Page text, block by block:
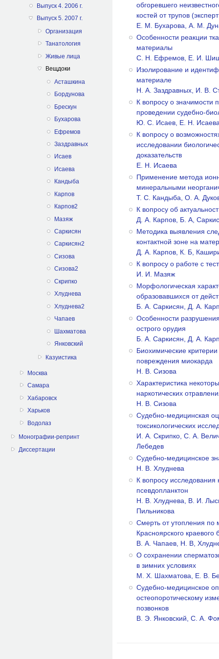
Выпуск 4. 2006 г.
Выпуск 5. 2007 г.
Организация
Танатология
Живые лица
Вещдоки
Асташкина
Бордунова
Брескун
Бухарова
Ефремов
Заздравных
Исаев
Исаева
Кандыба
Карпов
Карпов2
Мазяж
Саркисян
Саркисян2
Сизова
Сизова2
Скрипко
Хлуднева
Хлуднева2
Чапаев
Шахматова
Янковский
Казуистика
Москва
Самара
Хабаровск
Харьков
Водолаз
Монографии-репринт
Диссертации
обгоревшего
костей от трупов
Е. М. Бухарова, А. М.
Особенности реакции
материалы
С. Н. Ефремов, Е. И.
Изолирование и
материале
Н. А. Заздравных, И. В.
К вопросу о значимости
проведении судебно-
Ю. С. Исаев, Е. Н.
К вопросу о
исследовании
доказательств
Е. Н. Исаева
Применение метода
минеральными
Т. С. Кандыба, О. А.
К вопросу об
Д. А. Карпов, Б. А,
Методика выявления
контактной зоне на
Д. А. Карпов, К. Б,
К вопросу о работе с
И. И. Мазяж
Морфологическая
образовавшихся от
Б. А. Саркисян, Д. А.
Особенности
острого орудия
Б. А. Саркисян, Д. А.
Биохимические
повреждения миокарда
Н. В. Сизова
Характеристика
наркотических
Н. В. Сизова
Судебно-медицинская
токсикологических
И. А. Скрипко, С. А.
Лебедев
Судебно-медицинское
Н. В. Хлуднева
К вопросу
псевдопланктон
Н. В. Хлуднева, В. И.
Пильникова
Смерть от утопления по
Красноярского
В. А. Чапаев, Н. В,
О сохранении
в зимних условиях
М. X. Шахматова, Е. В.
Судебно-медицинское
остеопоротическому
позвонков
В. Э. Янковский, С. А.